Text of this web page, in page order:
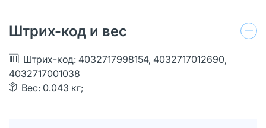
Штрих-код и вес
Штрих-код: 4032717998154, 4032717012690,
4032717001038
Вес: 0.043 кг;